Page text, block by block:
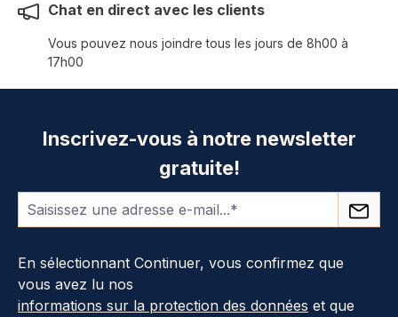
Chat en direct avec les clients
Vous pouvez nous joindre tous les jours de 8h00 à
17h00
Inscrivez-vous à notre newsletter
gratuite!
En sélectionnant Continuer, vous confirmez que
vous avez lu nos
informations sur la protection des données et que